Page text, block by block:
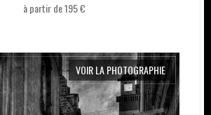
à partir de 195 €
VOIR LA PHOTOGRAPHIE